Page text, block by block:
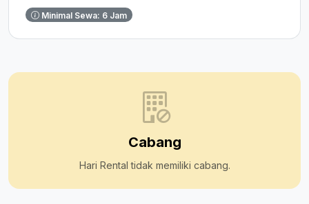
Minimal Sewa: 6 Jam
Cabang
Hari Rental tidak memiliki cabang.